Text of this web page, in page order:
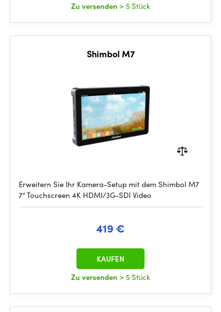
Zu versenden > 5 Stück
Shimbol M7
Erweitern Sie Ihr Kamera-Setup mit dem Shimbol M7
7" Touchscreen 4K HDMI/3G-SDI Video
419 €
Zu versenden > 5 Stück
KAUFEN